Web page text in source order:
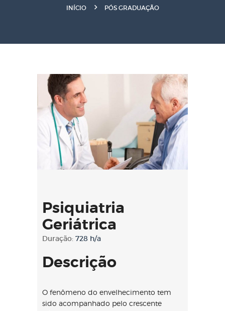
INÍCIO PÓS GRADUAÇÃO
Psiquiatria
Geriátrica
Duração: 728 h/a
Descrição
O fenômeno do envelhecimento tem
sido acompanhado pelo crescente